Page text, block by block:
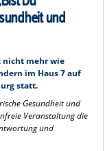
und
nicht mehr wie
im Haus 7 auf
statt.
Gesundheit und
Veranstaltung die
und